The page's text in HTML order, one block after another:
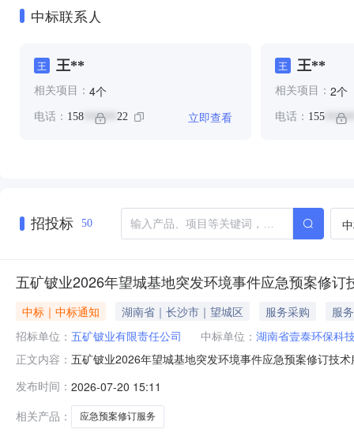
中标联系人
王 王**
相关项目： 4个
电话： 158 ****** 22 立即查看
王 王**
相关项目： 2个
电话： 155
招投标 50
五矿铍业2026年望城基地突发环境事件应急预案修订
中标｜中标通知 湖南省｜长沙市｜望城区 服务采购
服务
招标单位： 五矿铍业有限责任公司 中标单位： 湖南省壹泰环保科
正文内容： 五矿铍业2026年望城基地突发环境事件应急预案修订技
司招投标管理办公室2026年7月17日
发布时间： 2026-07-20 15:11
相关产品：
应急预案修订服务